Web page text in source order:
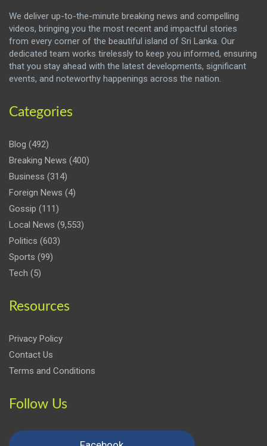
We deliver up-to-the-minute breaking news and compelling
videos, bringing you the most recent and impactful stories
from every corner of the beautiful island of Sri Lanka. Our
dedicated team works tirelessly to keep you informed, ensuring
that you stay ahead with the latest developments, significant
events, and noteworthy happenings across the nation.
Categories
Blog (492)
Breaking News (400)
Business (314)
Foreign News (4)
Gossip (111)
Local News (9,553)
Politics (603)
Sports (99)
Tech (5)
Resources
Privacy Policy
Contact Us
Terms and Conditions
Follow Us